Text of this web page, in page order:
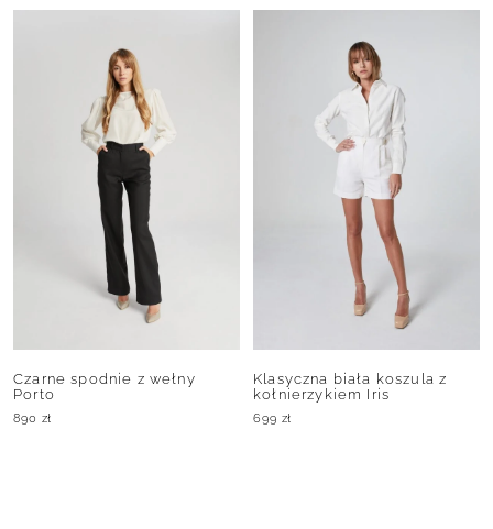
Czarne spodnie z wełny
Porto
890 zł
Klasyczna biała koszula z
kołnierzykiem Iris
699 zł